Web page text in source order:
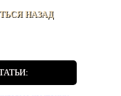
НАЗАД